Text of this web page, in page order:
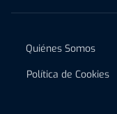
Quiénes Somos
Política de Cookies